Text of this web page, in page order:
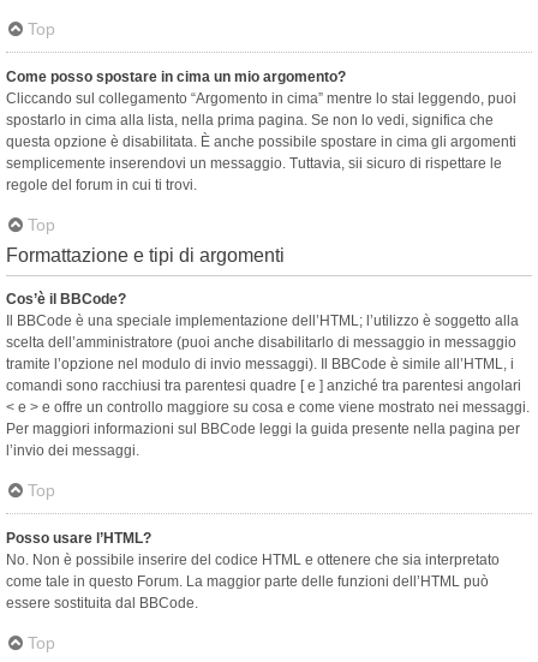
Top
Come posso spostare in cima un mio argomento?
Cliccando sul collegamento “Argomento in cima” mentre lo stai leggendo, puoi
spostarlo in cima alla lista, nella prima pagina. Se non lo vedi, significa che
questa opzione è disabilitata. È anche possibile spostare in cima gli argomenti
semplicemente inserendovi un messaggio. Tuttavia, sii sicuro di rispettare le
regole del forum in cui ti trovi.
Top
Formattazione e tipi di argomenti
Cos’è il BBCode?
Il BBCode è una speciale implementazione dell’HTML; l’utilizzo è soggetto alla
scelta dell’amministratore (puoi anche disabilitarlo di messaggio in messaggio
tramite l’opzione nel modulo di invio messaggi). Il BBCode è simile all’HTML, i
comandi sono racchiusi tra parentesi quadre [ e ] anziché tra parentesi angolari
< e > e offre un controllo maggiore su cosa e come viene mostrato nei messaggi.
Per maggiori informazioni sul BBCode leggi la guida presente nella pagina per
l’invio dei messaggi.
Top
Posso usare l’HTML?
No. Non è possibile inserire del codice HTML e ottenere che sia interpretato
come tale in questo Forum. La maggior parte delle funzioni dell’HTML può
essere sostituita dal BBCode.
Top